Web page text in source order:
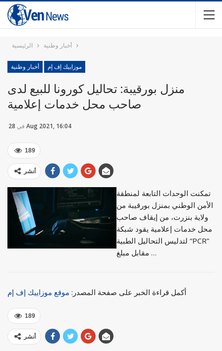
الرئيسية أخبار وطنية
أخبار وطنية موزاييك إف إم
منزل بورقيبة: تحاليل كورونا للبيع لدى
صاحب محل خدمات إعلامية
في 28 Aug 2021, 16:04
189
أنشر
تمكنت الوحدات التابعة لمنطقة
الأمن الوطني بمنزل بورقيبة من
ولاية بنزرت، من إيقاف صاحب
محل خدمات إعلامية يقود شبكة
لتدليس التحاليل الطبية “PCR”
مقابل مبلغ …
أكمل قراءة الخبر على صفحة المصدر: موقع موزاييك إف إم
189
أنشر